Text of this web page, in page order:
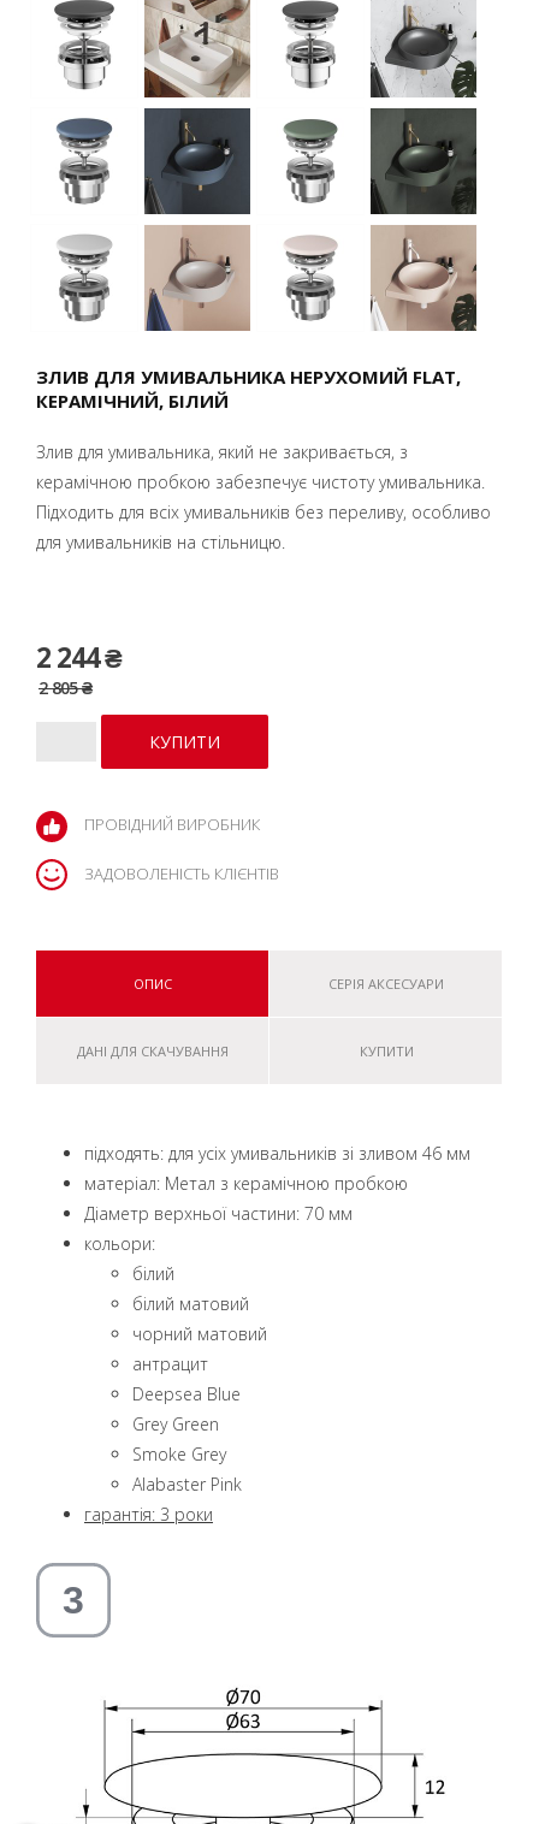
ЗЛИВ ДЛЯ УМИВАЛЬНИКА НЕРУХОМИЙ FLAT,
КЕРАМІЧНИЙ, БІЛИЙ
Злив для умивальника, який не закривається, з
керамічною пробкою забезпечує чистоту умивальника.
Підходить для всіх умивальників без переливу, особливо
для умивальників на стільницю.
2 244 ₴
2 805 ₴
ПРОВІДНИЙ ВИРОБНИК
ЗАДОВОЛЕНІСТЬ КЛІЄНТІВ
ОПИС СЕРІЯ АКСЕСУАРИ
ДАНІ ДЛЯ СКАЧУВАННЯ КУПИТИ
підходять: для усіх умивальників зі зливом 46 мм
матеріал: Метал з керамічною пробкою
Діаметр верхньої частини: 70 мм
кольори:
білий
білий матовий
чорний матовий
aнтрацит
Deepsea Blue
Grey Green
Smoke Grey
Alabaster Pink
гарантія: 3 роки